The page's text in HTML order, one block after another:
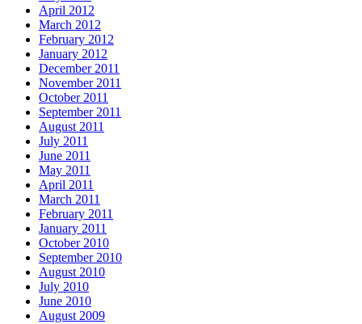
April 2012
March 2012
February 2012
January 2012
December 2011
November 2011
October 2011
September 2011
August 2011
July 2011
June 2011
May 2011
April 2011
March 2011
February 2011
January 2011
October 2010
September 2010
August 2010
July 2010
June 2010
August 2009